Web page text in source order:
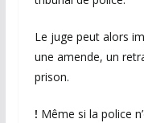
Le juge peut alors
une amende, un
prison.
! Même si la police